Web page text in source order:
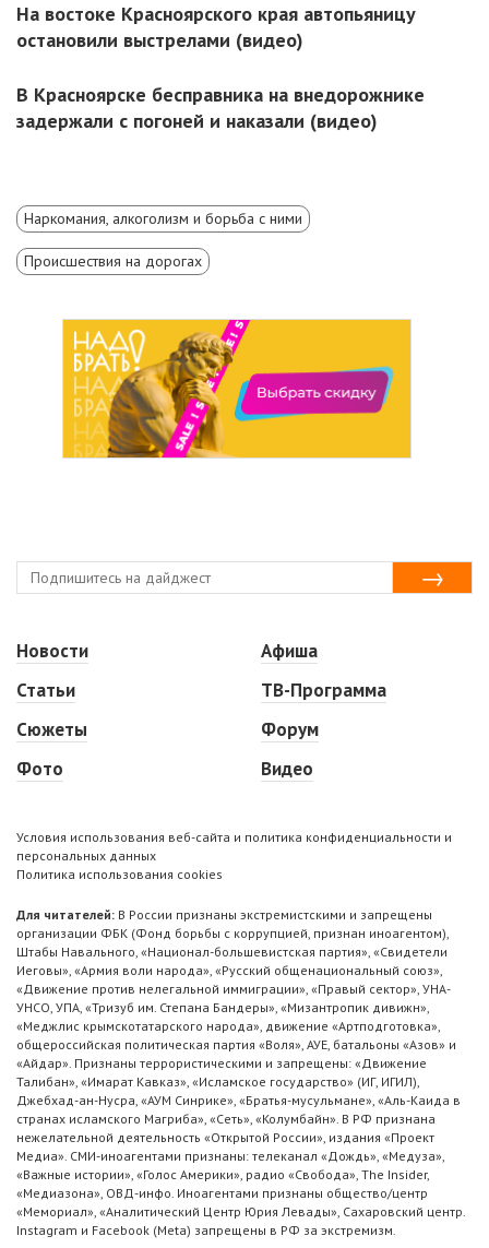
На востоке Красноярского края автопьяницу
остановили выстрелами (видео)
В Красноярске бесправника на внедорожнике
задержали с погоней и наказали (видео)
Наркомания, алкоголизм и борьба с ними
Происшествия на дорогах
Новости
Статьи
Сюжеты
Фото
Афиша
ТВ-Программа
Форум
Видео
Условия использования веб-сайта и политика конфиденциальности и
персональных данных
Политика использования cookies
Для читателей: В России признаны экстремистскими и запрещены
организации ФБК (Фонд борьбы с коррупцией, признан иноагентом),
Штабы Навального, «Национал-большевистская партия», «Свидетели
Иеговы», «Армия воли народа», «Русский общенациональный союз»,
«Движение против нелегальной иммиграции», «Правый сектор», УНА-
УНСО, УПА, «Тризуб им. Степана Бандеры», «Мизантропик дивижн»,
«Меджлис крымскотатарского народа», движение «Артподготовка»,
общероссийская политическая партия «Воля», АУЕ, батальоны «Азов» и
«Айдар». Признаны террористическими и запрещены: «Движение
Талибан», «Имарат Кавказ», «Исламское государство» (ИГ, ИГИЛ),
Джебхад-ан-Нусра, «АУМ Синрике», «Братья-мусульмане», «Аль-Каида в
странах исламского Магриба», «Сеть», «Колумбайн». В РФ признана
нежелательной деятельность «Открытой России», издания «Проект
Медиа». СМИ-иноагентами признаны: телеканал «Дождь», «Медуза»,
«Важные истории», «Голос Америки», радио «Свобода», The Insider,
«Медиазона», ОВД-инфо. Иноагентами признаны общество/центр
«Мемориал», «Аналитический Центр Юрия Левады», Сахаровский центр.
Instagram и Facebook (Metа) запрещены в РФ за экстремизм.